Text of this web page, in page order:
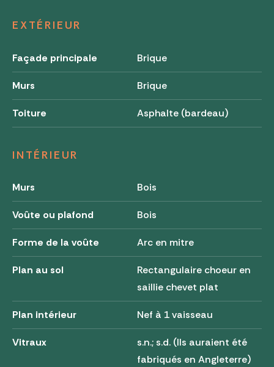
EXTÉRIEUR
Façade principale Brique
Murs Brique
Toiture Asphalte (bardeau)
INTÉRIEUR
Murs Bois
Voûte ou plafond Bois
Forme de la voûte Arc en mitre
Plan au sol
Rectangulaire choeur en
saillie chevet plat
Plan intérieur Nef à 1 vaisseau
Vitraux
s.n.; s.d. (Ils auraient été
fabriqués en Angleterre)